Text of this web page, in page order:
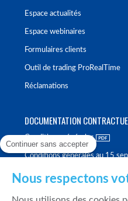
Espace actualités
Espace webinaires
Formulaires clients
Outil de trading ProRealTime
Réclamations
DOCUMENTATION
Conditions générales
Conditions générales au 15
Continuer sans accepter
Nous respectons